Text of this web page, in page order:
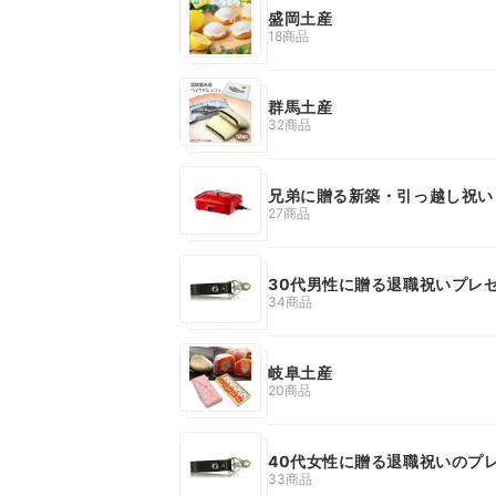
盛岡土産
18商品
群馬土産
32商品
兄弟に贈る新築・引っ越し祝い
27商品
30代男性に贈る退職祝いプレ
34商品
岐阜土産
20商品
40代女性に贈る退職祝いのプ
33商品